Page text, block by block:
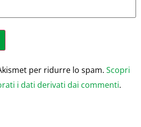
per ridurre lo spam. Scopri
i dati derivati dai commenti.